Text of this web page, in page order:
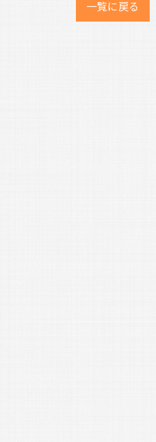
一覧に戻る